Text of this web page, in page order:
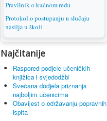
Pravilnik o kućnom redu
Protokol o postupanju u slučaju
nasilja u školi
Najčitanije
Raspored podjele učeničkih
knjižica i svjedodžbi
Svečana dodjela priznanja
najboljim učenicima
Obavijest o održavanju popravnih
ispita